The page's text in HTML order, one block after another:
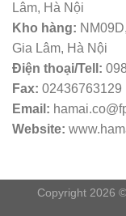
Lâm, Hà Nội
Kho hàng:
Gia Lâm, Hà Nội
Điện thoại/Tell:
Fax: 02436763129
Email:
Website:
Copyright 2026 ©